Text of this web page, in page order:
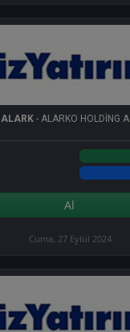
ALARK- ALARKO HOLDİNG
Al
Cuma, 27 Eylül 2024